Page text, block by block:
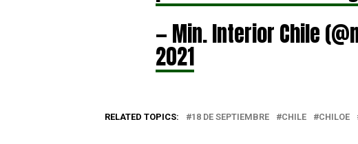
— Min. Interior Chile
2021
RELATED TOPICS: 18 DE SEPTIEMBRE CHILE CHILOE